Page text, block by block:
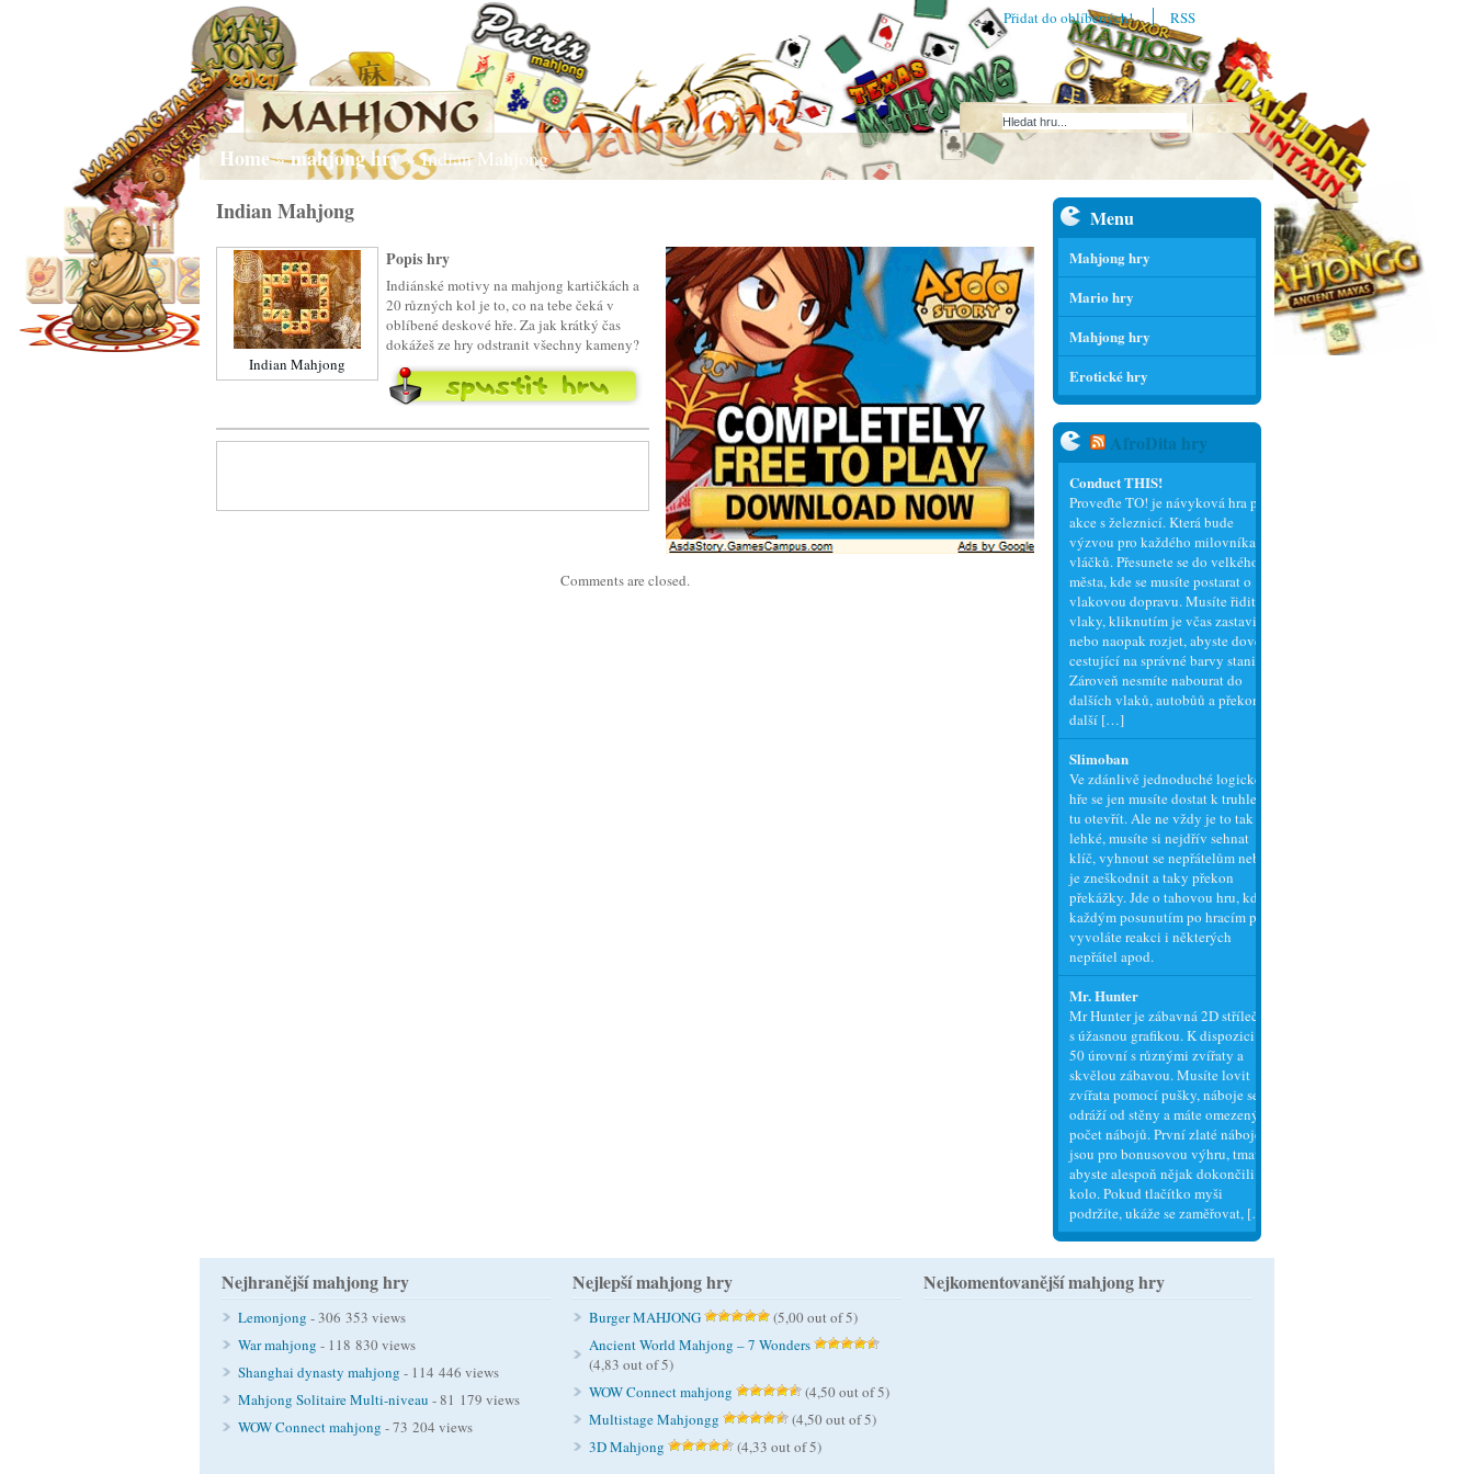
Přidat do oblíbených! RSS
Home»mahjong hry» Indian Mahjong
Menu
Mahjong hry
Mario hry
Mahjong hry
Erotické hry
AfroDita hry
Conduct THIS!
Proveďte TO! je návyková hra plná
akce s železnicí. Která bude
výzvou pro každého milovníka
vláčků. Přesunete se do velkého
města, kde se musíte postarat o
vlakovou dopravu. Musíte řidit
vlaky, kliknutím je včas zastavit,
nebo naopak rozjet, abyste dovezli
cestující na správné barvy stanic.
Zároveň nesmíte nabourat do
dalších vlaků, autobůů a překonat
další […]
Slimoban
Ve zdánlivě jednoduché logické
hře se jen musíte dostat k truhle a
tu otevřít. Ale ne vždy je to tak
lehké, musíte si nejdřív sehnat
klíč, vyhnout se nepřátelům nebo
je zneškodnit a taky překon
překážky. Jde o tahovou hru, kdy
každým posunutím po hracím poli
vyvoláte reakci i některých
nepřátel apod.
Mr. Hunter
Mr Hunter je zábavná 2D střílečka
s úžasnou grafikou. K dispozici je
50 úrovní s různými zvířaty a
skvělou zábavou. Musíte lovit
zvířata pomocí pušky, náboje se
odráží od stěny a máte omezený
počet nábojů. První zlaté náboje
jsou pro bonusovou výhru, tmavé,
abyste alespoň nějak dokončili
kolo. Pokud tlačítko myši
podržíte, ukáže se zaměřovat, […]
Indian Mahjong
Indian Mahjong
Popis hry
Indiánské motivy na mahjong kartičkách a
20 různých kol je to, co na tebe čeká v
oblíbené deskové hře. Za jak krátký čas
dokážeš ze hry odstranit všechny kameny?
Comments are closed.
Nejhranější mahjong hry
Lemonjong - 306 353 views
War mahjong - 118 830 views
Shanghai dynasty mahjong - 114 446 views
Mahjong Solitaire Multi-niveau - 81 179 views
WOW Connect mahjong - 73 204 views
Nejlepší mahjong hry
Burger MAHJONG
(5,00 out of 5)
Ancient World Mahjong – 7 Wonders
(4,83 out of 5)
WOW Connect mahjong
(4,50 out of 5)
Multistage Mahjongg
(4,50 out of 5)
3D Mahjong
(4,33 out of 5)
Nejkomentovanější mahjong hry